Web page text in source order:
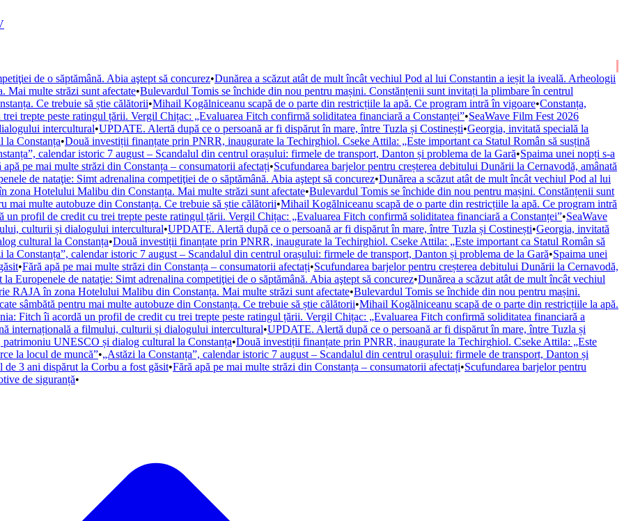
de o săptămână. Abia aştept să concurez•Dunărea a scăzut atât de mult încât vechiul Pod al lui Constantin a ieșit la iveală. Arheologii
multe străzi sunt afectate•Bulevardul Tomis se închide din nou pentru mașini. Constănțenii sunt invitați la plimbare în centrul
Ce trebuie să știe călătorii•Mihail Kogălniceanu scapă de o parte din restricțiile la apă. Ce program intră în vigoare•Constanța,
trepte peste ratingul țării. Vergil Chițac: „Evaluarea Fitch confirmă soliditatea financiară a Constanței”•SeaWave Film Fest 2026
intercultural•UPDATE. Alertă după ce o persoană ar fi dispărut în mare, între Tuzla și Costinești•Georgia, invitată specială la
la Constanța•Două investiții finanțate prin PNRR, inaugurate la Techirghiol. Cseke Attila: „Este important ca Statul Român să susțină
calendar istoric 7 august – Scandalul din centrul orașului: firmele de transport, Danton și problema de la Gară•Spaima unei nopți s-a
apă pe mai multe străzi din Constanța – consumatorii afectați•Scufundarea barjelor pentru creșterea debitului Dunării la Cernavodă, amânată
de nataţie: Simt adrenalina competiţiei de o săptămână. Abia aştept să concurez•Dunărea a scăzut atât de mult încât vechiul Pod al lui
zona Hotelului Malibu din Constanța. Mai multe străzi sunt afectate•Bulevardul Tomis se închide din nou pentru mașini. Constănțenii sunt
mai multe autobuze din Constanța. Ce trebuie să știe călătorii•Mihail Kogălniceanu scapă de o parte din restricțiile la apă. Ce program intră
un profil de credit cu trei trepte peste ratingul țării. Vergil Chițac: „Evaluarea Fitch confirmă soliditatea financiară a Constanței”•SeaWave
culturii și dialogului intercultural•UPDATE. Alertă după ce o persoană ar fi dispărut în mare, între Tuzla și Costinești•Georgia, invitată
cultural la Constanța•Două investiții finanțate prin PNRR, inaugurate la Techirghiol. Cseke Attila: „Este important ca Statul Român să
la Constanța”, calendar istoric 7 august – Scandalul din centrul orașului: firmele de transport, Danton și problema de la Gară•Spaima unei
•Fără apă pe mai multe străzi din Constanța – consumatorii afectați•Scufundarea barjelor pentru creșterea debitului Dunării la Cernavodă,
Europenele de nataţie: Simt adrenalina competiţiei de o săptămână. Abia aştept să concurez•Dunărea a scăzut atât de mult încât vechiul
RAJA în zona Hotelului Malibu din Constanța. Mai multe străzi sunt afectate•Bulevardul Tomis se închide din nou pentru mașini.
sâmbătă pentru mai multe autobuze din Constanța. Ce trebuie să știe călătorii•Mihail Kogălniceanu scapă de o parte din restricțiile la apă.
Fitch îi acordă un profil de credit cu trei trepte peste ratingul țării. Vergil Chițac: „Evaluarea Fitch confirmă soliditatea financiară a
internațională a filmului, culturii și dialogului intercultural•UPDATE. Alertă după ce o persoană ar fi dispărut în mare, între Tuzla și
UNESCO și dialog cultural la Constanța•Două investiții finanțate prin PNRR, inaugurate la Techirghiol. Cseke Attila: „Este
la locul de muncă”•„Astăzi la Constanța”, calendar istoric 7 august – Scandalul din centrul orașului: firmele de transport, Danton și
3 ani dispărut la Corbu a fost găsit•Fără apă pe mai multe străzi din Constanța – consumatorii afectați•Scufundarea barjelor pentru
de siguranță•